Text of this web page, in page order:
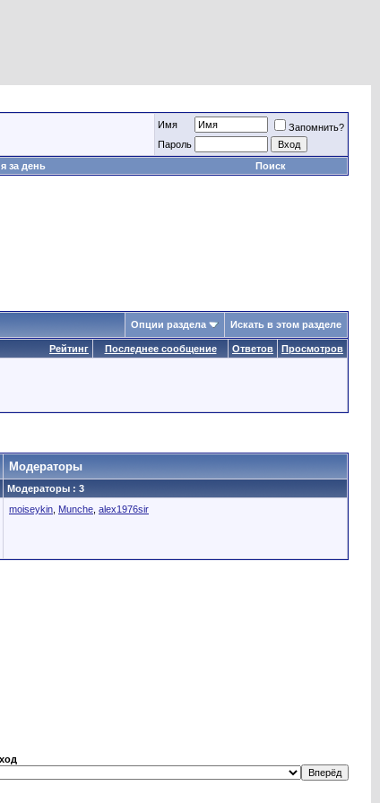
Имя
Запомнить?
Пароль
за день Поиск
Опции раздела Искать в этом разделе
Рейтинг Последнее сообщение Ответов Просмотров
Модераторы
Модераторы : 3
moiseykin Munche alex1976sir